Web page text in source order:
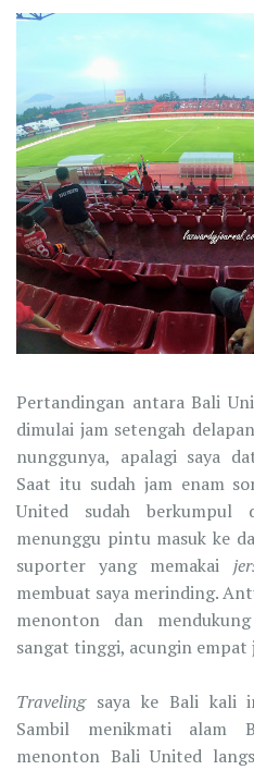
Pertandingan antara Bali
dimulai jam setengah
nunggunya, apalagi saya
Saat itu sudah jam enam
United sudah berkumpul
menunggu pintu masuk ke
suporter yang memakai
membuat saya merinding.
menonton dan
sangat tinggi, acungin empat
Travelingsaya ke Bali kali
Sambil menikmati alam
menonton Bali United